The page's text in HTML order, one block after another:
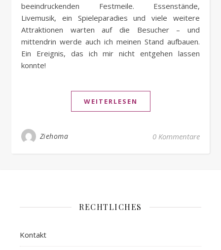
beeindruckenden Festmeile. Essenstände,
Livemusik, ein Spieleparadies und viele weitere
Attraktionen warten auf die Besucher – und
mittendrin werde auch ich meinen Stand aufbauen.
Ein Ereignis, das ich mir nicht entgehen lassen
konnte!
WEITERLESEN
Ziehoma 0 Kommentare
RECHTLICHES
Kontakt